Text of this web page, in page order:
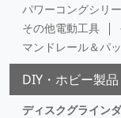
パワーコングシリ
その他電動工具
マンドレール＆パ
DIY・ホビー製品
ディスクグライン